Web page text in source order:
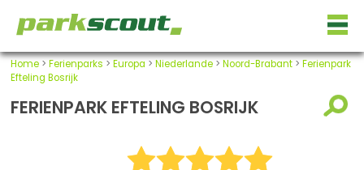
Home> Ferienparks > Europa > Niederlande> Noord-Brabant> Ferienpark
Efteling Bosrijk
FERIENPARK EFTELING BOSRIJK